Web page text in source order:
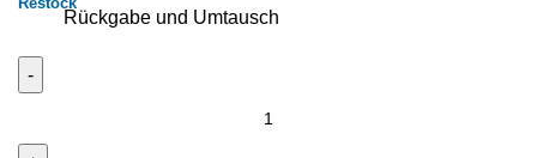
Rückgabe und Umtausch